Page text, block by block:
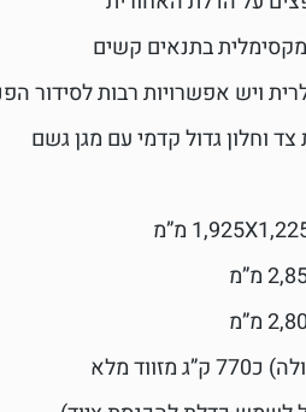
בתנאים קשים
ויש אפשרויות רבות לסידור
וחלון גדול קדמי עם מגן גשם